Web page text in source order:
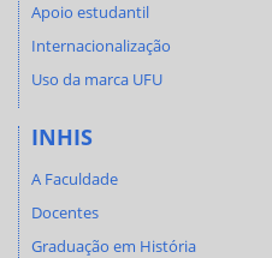
Apoio estudantil
Internacionalização
Uso da marca UFU
INHIS
A Faculdade
Docentes
Graduação em História